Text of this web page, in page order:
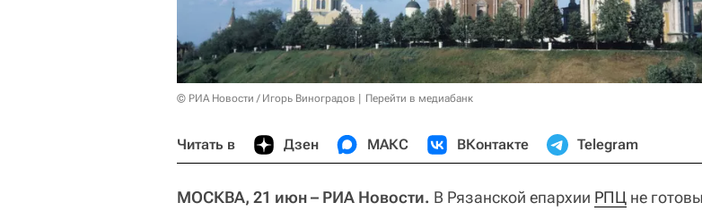
© РИА Новости / Игорь Виноградов Перейти в медиабанк
Читать в Дзен МАКС ВКонтакте Telegram
МОСКВА, 21 июн – РИА Новости. В Рязанской епархии РПЦ не готовы